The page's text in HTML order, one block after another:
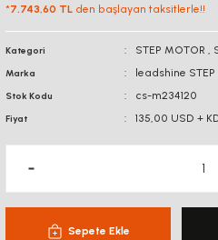
*7.743,60 TL den başlayan taksitlerle!!
Kategori STEP MOTOR ,
Marka leadshine STEP
Stok Kodu cs-m234120
Fiyat 135,00 USD +
Sepete Ekle